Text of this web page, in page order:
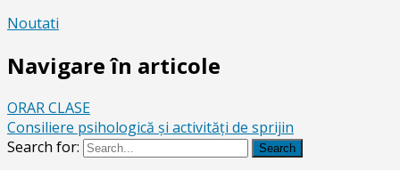
Noutati
Navigare în articole
ORAR CLASE
Consiliere psihologică şi activităţi de sprijin
Search for:
Search